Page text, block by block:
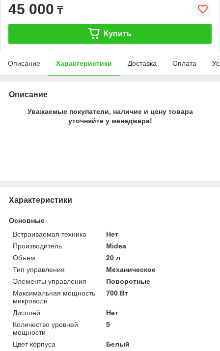
45 000 ₸
Купить
Описание Характеристики Доставка Оплата
Описание
Уважаемые покупатели, наличие и цену товара
уточняйте у менеджера!
Характеристики
Основные
Встраиваемая техника
Нет
Производитель
Midea
Объем
20 л
Тип управления
Механическое
Элементы управления
Поворотные
Максимальная мощность
микроволн
700 Вт
Дисплей
Нет
Количество уровней
мощности
5
Цвет корпуса Белый